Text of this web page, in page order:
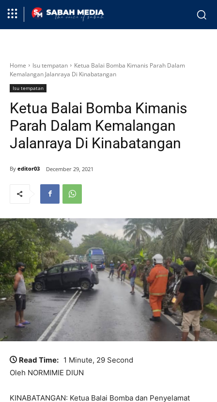
Home Isu tempatan
Ketua Balai Bomba Kimanis Parah Dalam
Kemalangan Jalanraya Di Kinabatangan
Isu tempatan
Ketua Balai Bomba Kimanis
Parah Dalam Kemalangan
Jalanraya Di Kinabatangan
By editor03 December 29, 2021
Read Time: 1 Minute, 29 Second
Oleh NORMIMIE DIUN
KINABATANGAN: Ketua Balai Bomba dan Penyelamat